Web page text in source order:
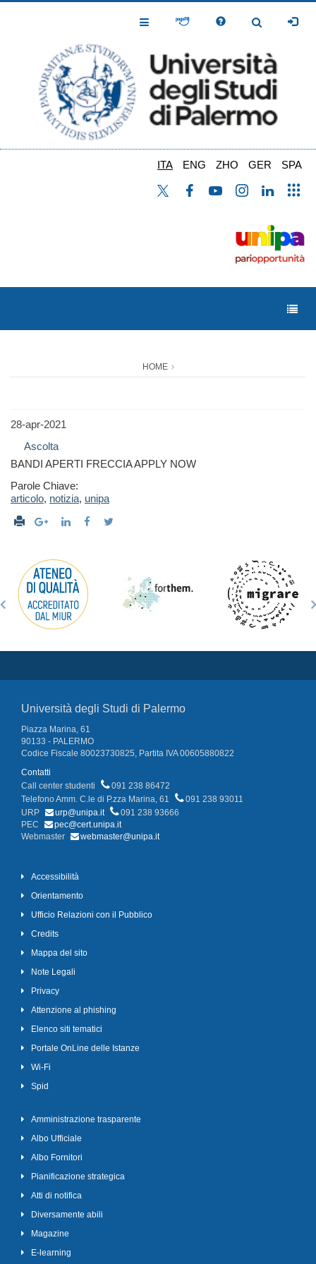
Toggle
Toggle
ITA ENG ZHO GER SPA
HOME
28-apr-2021
Ascolta
BANDI APERTI FRECCIA APPLY NOW
Parole Chiave:
articolo, notizia, unipa
Università degli Studi di Palermo
Piazza Marina, 61
90133 - PALERMO
Codice Fiscale 80023730825, Partita IVA 00605880822
Contatti
Call center studenti
091 238 86472
Telefono Amm. C.le di P.zza Marina, 61
091 238 93011
URP
urp@unipa.it
091 238 93666
PEC
pec@cert.unipa.it
Webmaster
webmaster@unipa.it
Accessibilità
Orientamento
Ufficio Relazioni con il Pubblico
Credits
Mappa del sito
Note Legali
Privacy
Attenzione al phishing
Elenco siti tematici
Portale OnLine delle Istanze
Wi-Fi
Spid
Amministrazione trasparente
Albo Ufficiale
Albo Fornitori
Pianificazione strategica
Atti di notifica
Diversamente abili
Magazine
E-learning